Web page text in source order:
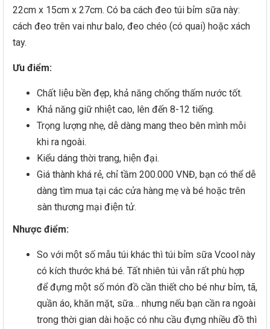
22cm x 15cm x 27cm. Có ba cách đeo túi bỉm sữa này:
cách đeo trên vai như balo, đeo chéo (có quai) hoặc xách
tay.
Ưu điểm:
Chất liệu bền đẹp, khả năng chống thấm nước tốt.
Khả năng giữ nhiệt cao, lên đến 8-12 tiếng.
Trọng lượng nhẹ, dễ dàng mang theo bên mình mỗi
khi ra ngoài.
Kiểu dáng thời trang, hiện đại.
Giá thành khá rẻ, chỉ tầm 200.000 VNĐ, bạn có thể dễ
dàng tìm mua tại các cửa hàng mẹ và bé hoặc trên
sàn thương mại điện tử.
Nhược điểm:
So với một số mẫu túi khác thì túi bỉm sữa Vcool này
có kích thước khá bé. Tất nhiên túi vẫn rất phù hợp
để đựng một số món đồ cần thiết cho bé như bỉm, tã,
quần áo, khăn mặt, sữa… nhưng nếu bạn cần ra ngoài
trong thời gian dài hoặc có nhu cầu đựng nhiều đồ thì